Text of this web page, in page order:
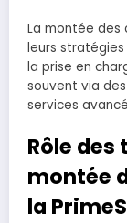
La montée des
leurs
la prise en
souvent via
services
Rôle
montée
la